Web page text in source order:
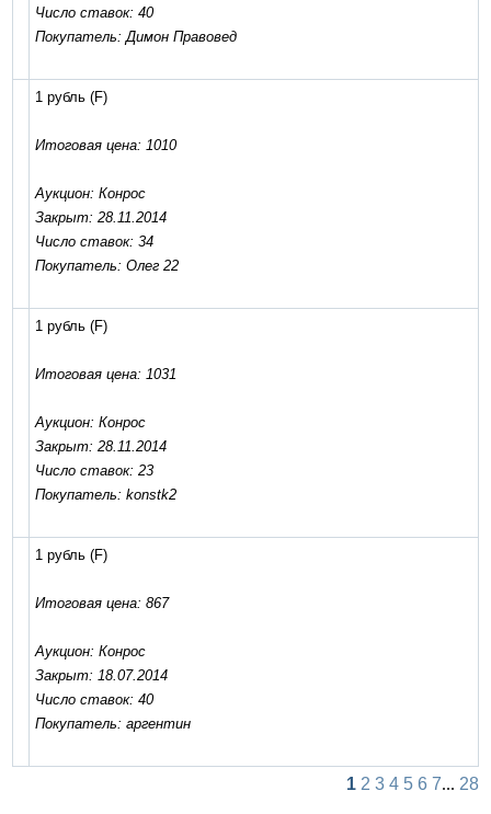
Число ставок: 40
Покупатель: Димон Правовед
1 рубль (F)
Итоговая цена: 1010
Аукцион: Конрос
Закрыт: 28.11.2014
Число ставок: 34
Покупатель: Олег 22
1 рубль (F)
Итоговая цена: 1031
Аукцион: Конрос
Закрыт: 28.11.2014
Число ставок: 23
Покупатель: konstk2
1 рубль (F)
Итоговая цена: 867
Аукцион: Конрос
Закрыт: 18.07.2014
Число ставок: 40
Покупатель: аргентин
1 2 3 4 5 6 7... 28